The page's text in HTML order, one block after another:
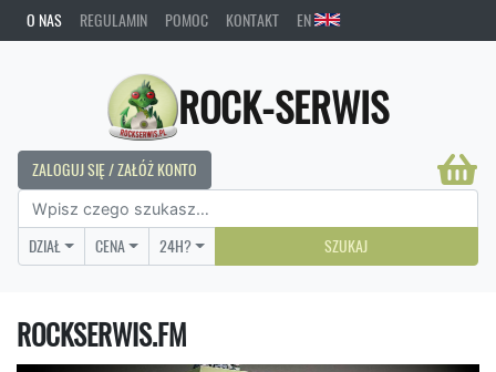
O NAS REGULAMIN POMOC KONTAKT EN
ROCK-SERWIS
ZALOGUJ SIĘ / ZAŁÓŻ KONTO
DZIAŁ CENA 24H? SZUKAJ
ROCKSERWIS.FM